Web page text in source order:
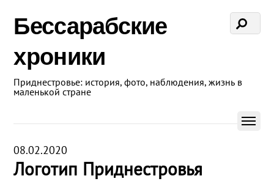
Бессарабские
хроники
Приднестровье: история, фото, наблюдения, жизнь в
маленькой стране
08.02.2020
Логотип Приднестровья